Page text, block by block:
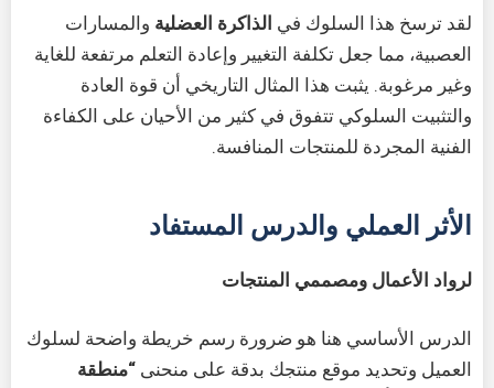
لقد ترسخ هذا السلوك في الذاكرة العضلية والمسارات
العصبية، مما جعل تكلفة التغيير وإعادة التعلم مرتفعة للغاية
وغير مرغوبة. يثبت هذا المثال التاريخي أن قوة العادة
والتثبيت السلوكي تتفوق في كثير من الأحيان على الكفاءة
الفنية المجردة للمنتجات المنافسة.
الأثر العملي والدرس المستفاد
لرواد الأعمال ومصممي المنتجات
الدرس الأساسي هنا هو ضرورة رسم خريطة واضحة لسلوك
العميل وتحديد موقع منتجك بدقة على منحنى “منطقة